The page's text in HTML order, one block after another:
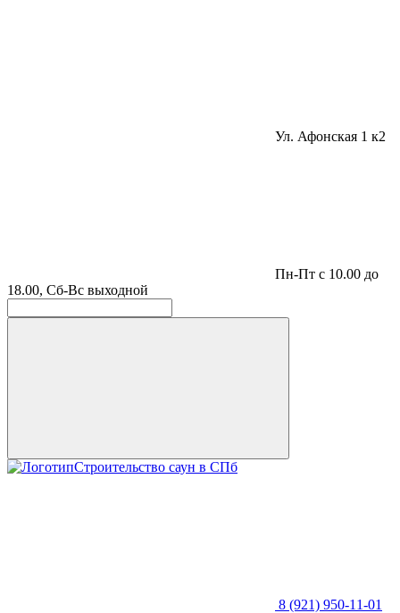
Ул. Афонская 1 к2
Пн-Пт с 10.00 до
18.00, Сб-Вс выходной
Строительство саун в СПб
8 (921) 950-11-01